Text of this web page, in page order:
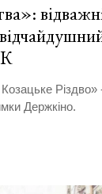
Держкіно.